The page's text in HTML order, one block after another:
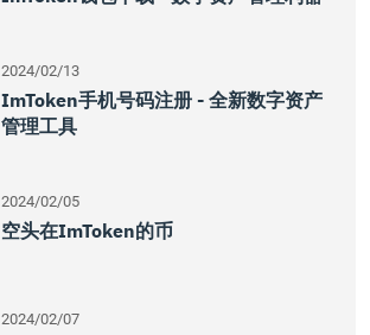
2024/02/13
ImToken手机号码注册 - 全新数字资产
管理工具
2024/02/05
空头在imToken的币
2024/02/07